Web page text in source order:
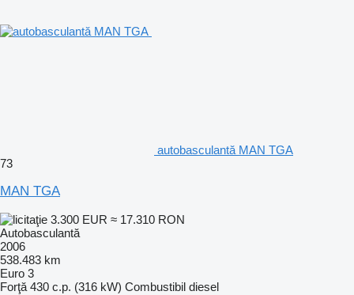
autobasculantă MAN TGA
73
MAN TGA
3.300 EUR ≈ 17.310 RON
Autobasculantă
2006
538.483 km
Euro 3
Forţă 430 c.p. (316 kW) Combustibil diesel